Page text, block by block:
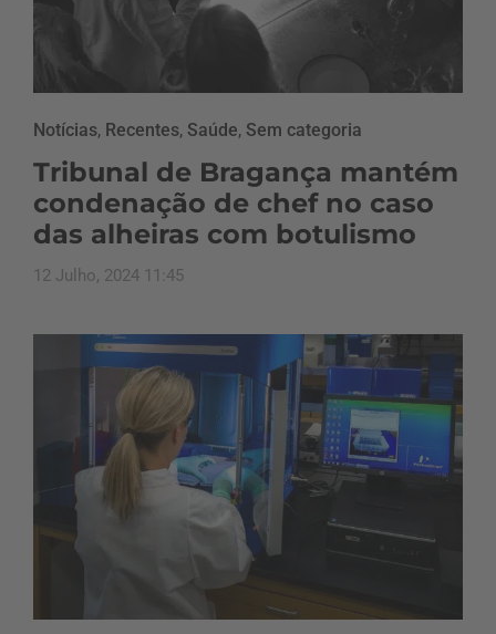
Notícias, Recentes, Saúde, Sem categoria
Tribunal de Bragança mantém
condenação de chef no caso
das alheiras com botulismo
12 Julho, 2024 11:45